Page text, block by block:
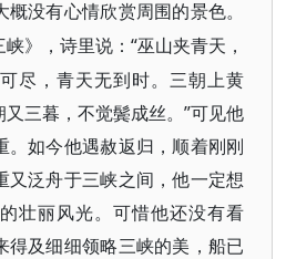
概没有心情欣赏周围的景色。
峡》，诗里说：“巫山夹青天，
尽，青天无到时。三朝上黄
三暮，不觉鬓成丝。”可见他
。如今他遇赦返归，顺着刚刚
又泛舟于三峡之间，他一定想
壮丽风光。可惜他还没有看
得及细细领略三峡的美，船已